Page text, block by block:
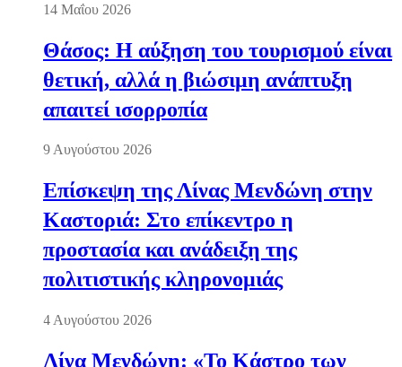
14 Μαΐου 2026
Θάσος: Η αύξηση του τουρισμού είναι
θετική, αλλά η βιώσιμη ανάπτυξη
απαιτεί ισορροπία
9 Αυγούστου 2026
Επίσκεψη της Λίνας Μενδώνη στην
Καστοριά: Στο επίκεντρο η
προστασία και ανάδειξη της
πολιτιστικής κληρονομιάς
4 Αυγούστου 2026
Λίνα Μενδώνη: «Το Κάστρο των